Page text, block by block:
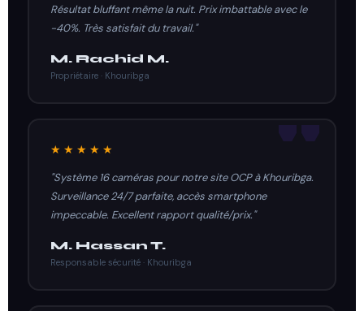
Résultat bluffant même la nuit. Prix imbattable avec le
-40%. Très satisfait du travail."
M. Rachid M.
Propriétaire · Khouribga
★★★★★
"Système 16 caméras pour notre site OCP à Khouribga.
Surveillance 24/7 parfaite, accès smartphone
impeccable. Excellent rapport qualité/prix."
M. Hassan T.
Responsable sécurité · Khouribga